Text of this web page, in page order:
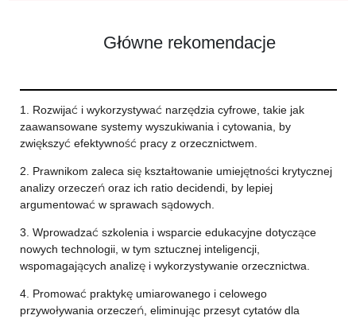
Główne rekomendacje
1. Rozwijać i wykorzystywać narzędzia cyfrowe, takie jak
zaawansowane systemy wyszukiwania i cytowania, by
zwiększyć efektywność pracy z orzecznictwem.
2. Prawnikom zaleca się kształtowanie umiejętności krytycznej
analizy orzeczeń oraz ich ratio decidendi, by lepiej
argumentować w sprawach sądowych.
3. Wprowadzać szkolenia i wsparcie edukacyjne dotyczące
nowych technologii, w tym sztucznej inteligencji,
wspomagających analizę i wykorzystywanie orzecznictwa.
4. Promować praktykę umiarowanego i celowego
przywoływania orzeczeń, eliminując przesyt cytatów dla